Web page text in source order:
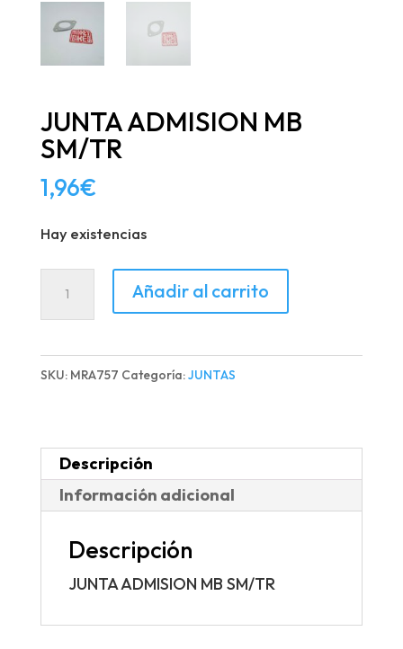
JUNTA ADMISION MB
SM/TR
1,96€
Hay existencias
ADMISION
SM/TR
Añadir al carrito
SKU: MRA757 Categoría:JUNTAS
Descripción
Información adicional
Descripción
JUNTA ADMISION MB SM/TR